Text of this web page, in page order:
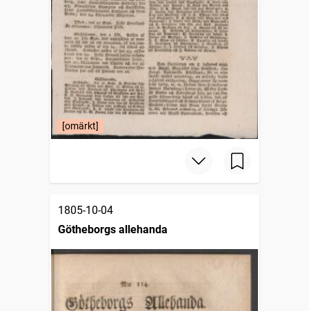
[omärkt]
1805-10-04
Götheborgs allehanda